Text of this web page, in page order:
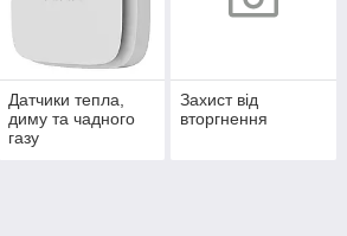
Датчики тепла,
диму та чадного
газу
Захист від
вторгнення